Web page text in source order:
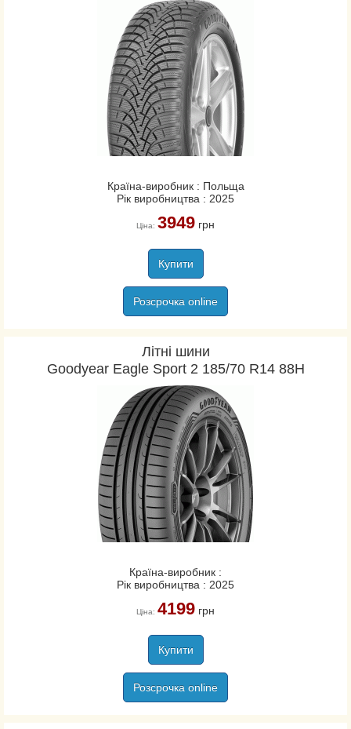
Країна-виробник : Польща
Рік виробництва : 2025
Ціна: 3949грн
Купити
Розсрочка online
Літні шини
Goodyear Eagle Sport 2 185/70 R14 88H
Країна-виробник :
Рік виробництва : 2025
Ціна: 4199грн
Купити
Розсрочка online